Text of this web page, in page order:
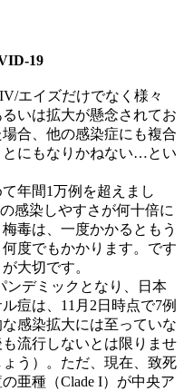
19
エイズだけでなく様々
いは拡大が懸念されてお
合、他の感染症にも複合
にもなりかねない…とい
年間1万例を超えまし
感染しやすさが何十倍に
毒は、一度かかるともう
度でもかかります。です
大切です。
ンデミックとなり、日本
痘は、11月2日時点で7例
感染拡大には至っていな
流行しないとは限りませ
う）。ただ、現在、致死
亜種（Clade I）が中央ア